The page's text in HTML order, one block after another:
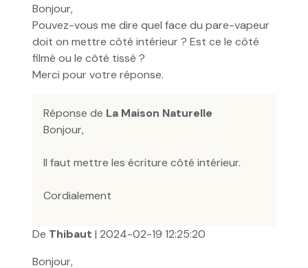
Bonjour,
Pouvez-vous me dire quel face du pare-vapeur
doit on mettre côté intérieur ? Est ce le côté
filmé ou le côté tissé ?
Merci pour votre réponse.
Réponse de La Maison Naturelle
Bonjour,
Il faut mettre les écriture côté intérieur.
Cordialement
De Thibaut | 2024-02-19 12:25:20
Bonjour,